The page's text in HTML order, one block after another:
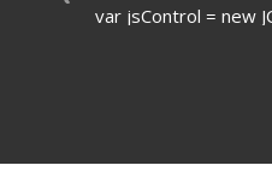
var jsControl = new